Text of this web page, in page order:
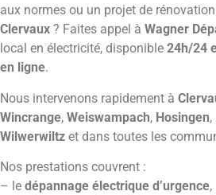
aux normes ou un projet de
Clervaux ? Faites appel à Wagner
local en électricité, disponible 24h/24
en ligne.
Nous intervenons rapidement à
Wincrange, Weiswampach, Hosingen,
Wilwerwiltz et dans toutes les
Nos prestations couvrent :
– le dépannage électrique d’urgence,